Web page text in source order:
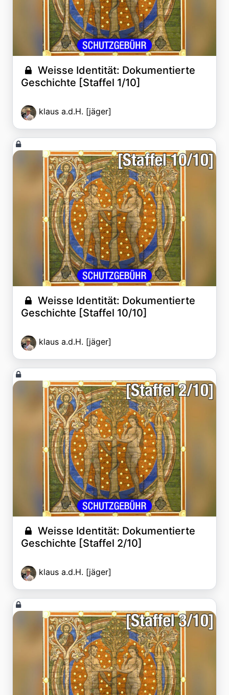
Weisse Identität: Dokumentierte
Geschichte [Staffel 1/10]
klaus a.d.H. [jäger]
Weisse Identität: Dokumentierte
Geschichte [Staffel 10/10]
klaus a.d.H. [jäger]
Weisse Identität: Dokumentierte
Geschichte [Staffel 2/10]
klaus a.d.H. [jäger]